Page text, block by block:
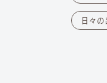
日々の